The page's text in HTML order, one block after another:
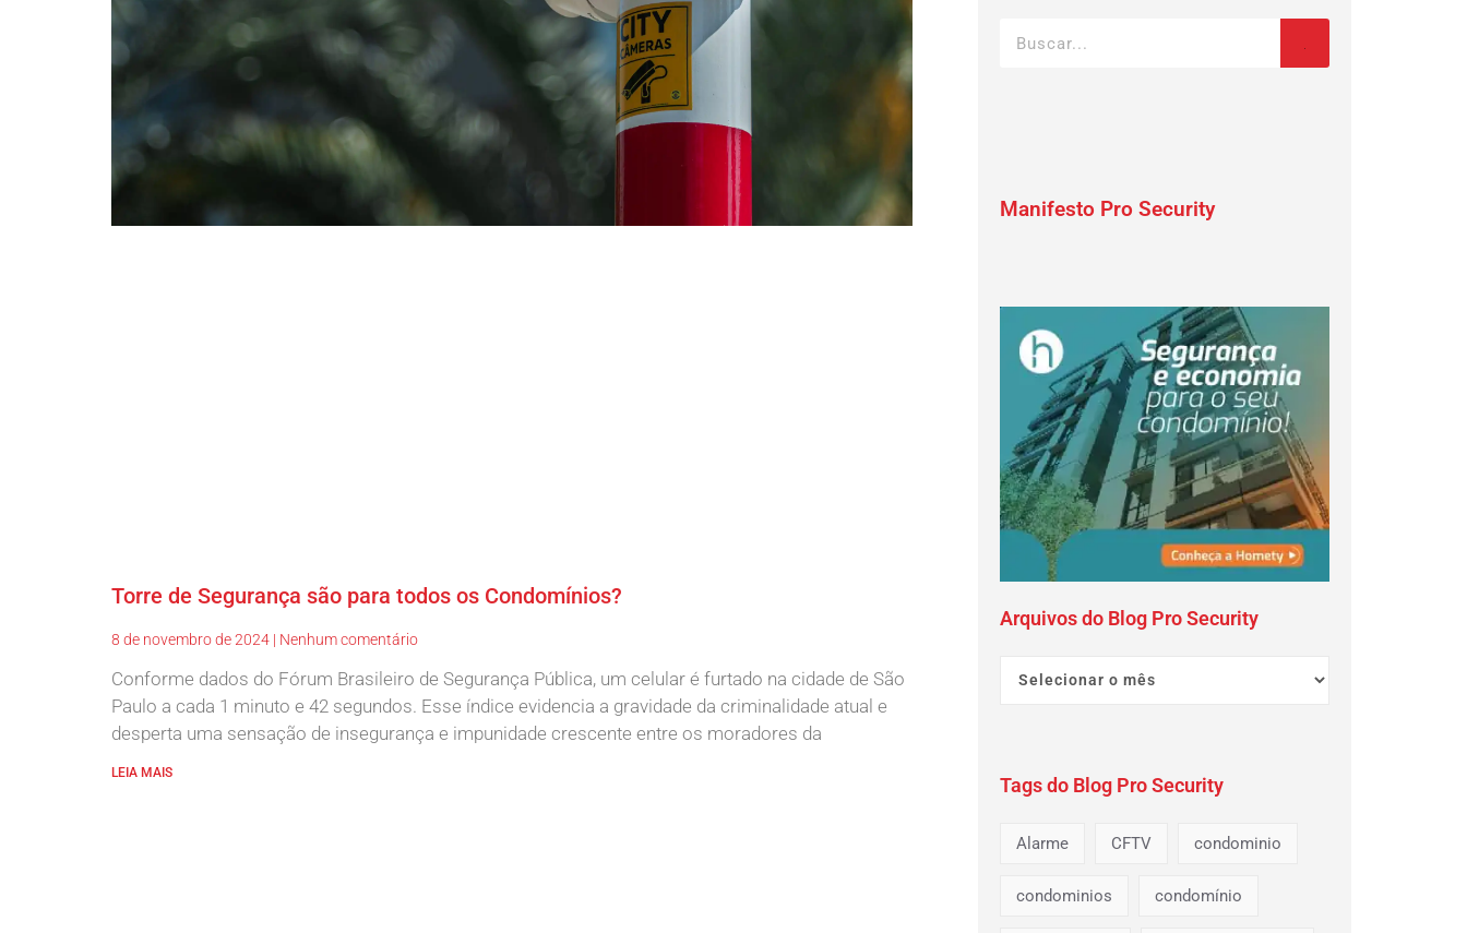
Torre de Segurança são para todos os Condomínios?
8 de novembro de 2024 Nenhum comentário
Conforme dados do Fórum Brasileiro de Segurança Pública, um celular é furtado na cidade de São
Paulo a cada 1 minuto e 42 segundos. Esse índice evidencia a gravidade da criminalidade atual e
desperta uma sensação de insegurança e impunidade crescente entre os moradores da
LEIA MAIS
Manifesto Pro Security
Arquivos do Blog Pro Security
Tags do Blog Pro Security
Alarme CFTV condominio
condominios condomínio